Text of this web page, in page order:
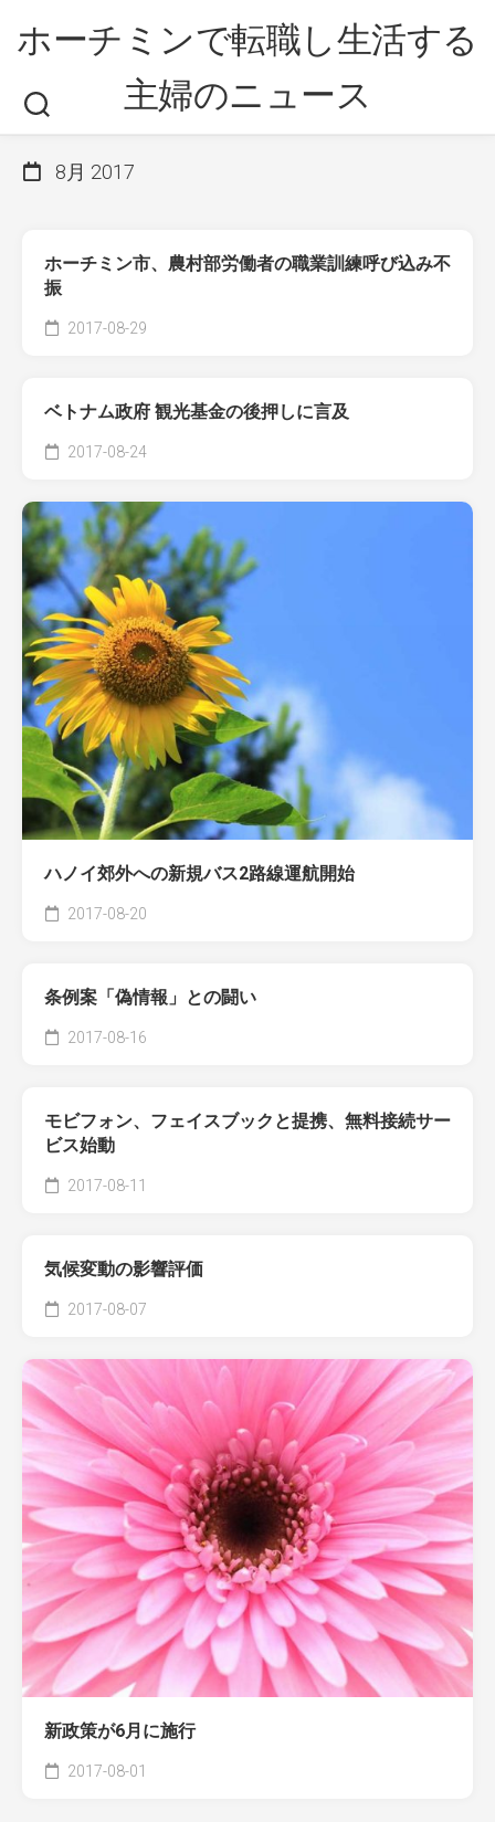
content
ホーチミンで転職し生活する
主婦のニュース
8月 2017
ホーチミン市、農村部労働者の職業訓練呼び込み不
振
2017-08-29
ベトナム政府 観光基金の後押しに言及
2017-08-24
ハノイ郊外への新規バス2路線運航開始
2017-08-20
条例案「偽情報」との闘い
2017-08-16
モビフォン、フェイスブックと提携、無料接続サー
ビス始動
2017-08-11
気候変動の影響評価
2017-08-07
新政策が6月に施行
2017-08-01